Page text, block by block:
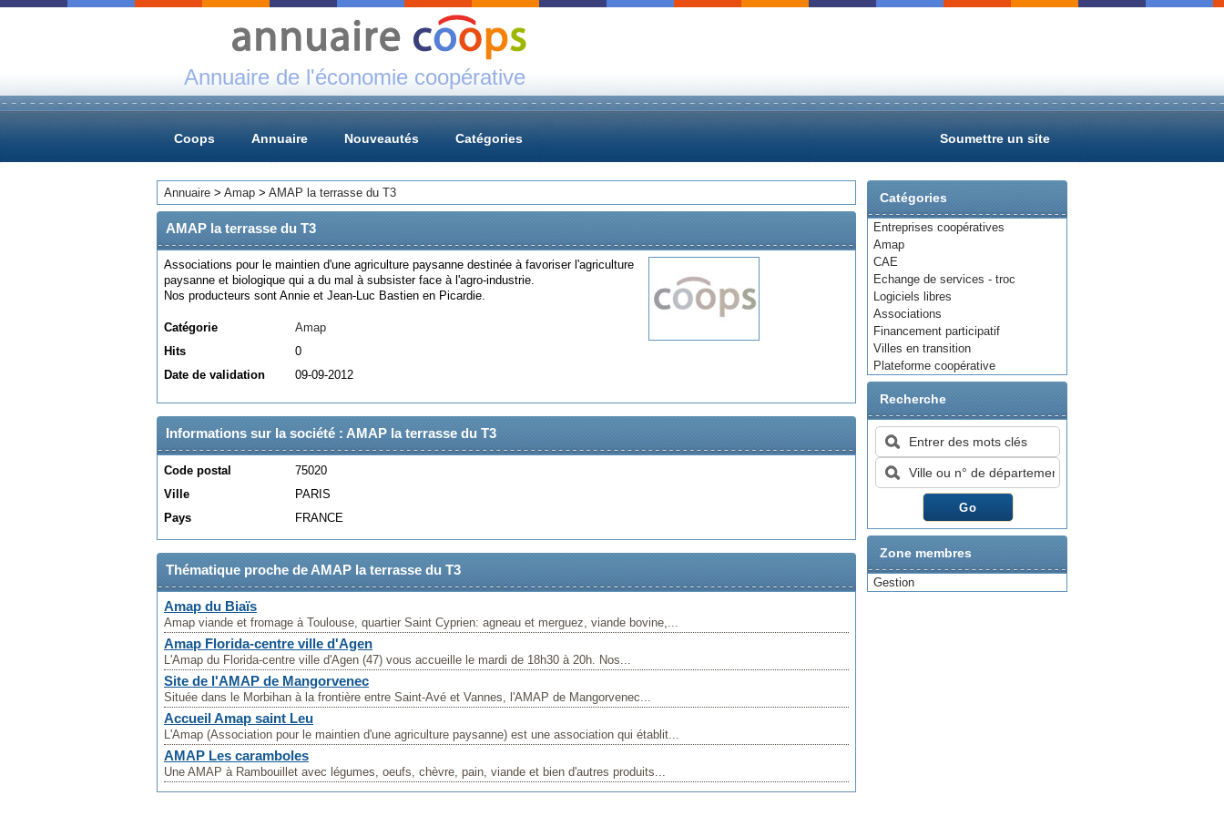
Annuaire de l'économie coopérative
Coops Annuaire Nouveautés Catégories Soumettre un site
Catégories
Entreprises coopératives
Amap
CAE
Echange de services - troc
Logiciels libres
Associations
Financement participatif
Villes en transition
Plateforme coopérative
Recherche
Zone membres
Gestion
Annuaire > Amap > AMAP la terrasse du T3
AMAP la terrasse du T3
Associations pour le maintien d'une agriculture paysanne destinée à favoriser l'agriculture
paysanne et biologique qui a du mal à subsister face à l'agro-industrie.
Nos producteurs sont Annie et Jean-Luc Bastien en Picardie.
Catégorie
Amap
Hits
0
Date de validation
09-09-2012
Informations sur la société : AMAP la terrasse du T3
Code postal
75020
Ville
PARIS
Pays
FRANCE
Thématique proche de AMAP la terrasse du T3
Amap du Biaïs
Amap viande et fromage à Toulouse, quartier Saint Cyprien: agneau et merguez, viande bovine,...
Amap Florida-centre ville d'Agen
L'Amap du Florida-centre ville d'Agen (47) vous accueille le mardi de 18h30 à 20h. Nos...
Site de l'AMAP de Mangorvenec
Située dans le Morbihan à la frontière entre Saint-Avé et Vannes, l'AMAP de Mangorvenec...
Accueil Amap saint Leu
L'Amap (Association pour le maintien d'une agriculture paysanne) est une association qui établit...
AMAP Les caramboles
Une AMAP à Rambouillet avec légumes, oeufs, chèvre, pain, viande et bien d'autres produits...